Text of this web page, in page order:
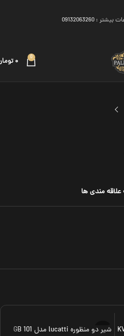
بیشتر : 09132063260
0 ۰
علاقه مندی ها
شیر دو منظوره lucatti مدل 101 GB